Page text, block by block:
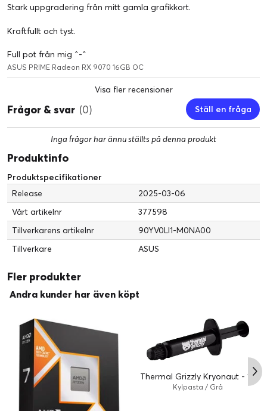
Uppgraderingar av Axial-tech
Tre beprövade Axial-tech-fläktar har ett mindre nav som
möjliggör längre skovlar och en barriärring som ökar
lufttrycket nedåt för lägre temperaturer, mindre buller och
Stark uppgradering från mitt gamla grafikkort.
Kraftfullt och tyst.
Full pot från mig ^-^
ASUS PRIME Radeon RX 9070 16GB OC
Visa fler recensioner
Frågor & svar (0) Ställ en fråga
Inga frågor har ännu ställts på denna produkt
Produktinfo
Produktspecifikationer
Release
2025-03-06
Vårt artikelnr
377598
Tillverkarens artikelnr
90YV0LI1-M0NA00
Tillverkare
ASUS
Fler produkter
Andra kunder har även köpt
Thermal Grizzly Kryonaut - 1g
Kylpasta / Grå